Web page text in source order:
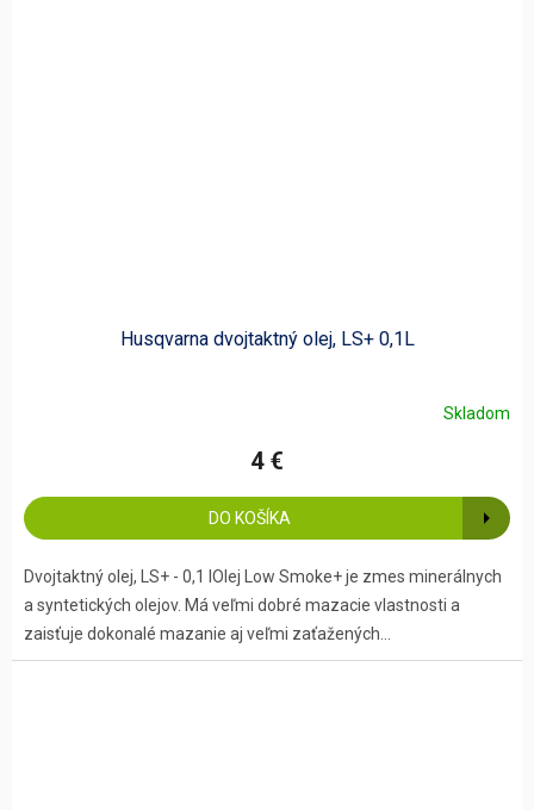
Husqvarna dvojtaktný olej, LS+ 0,1L
Skladom
4 €
DO KOŠÍKA
Dvojtaktný olej, LS+ - 0,1 lOlej Low Smoke+ je zmes minerálnych
a syntetických olejov. Má veľmi dobré mazacie vlastnosti a
zaisťuje dokonalé mazanie aj veľmi zaťažených...